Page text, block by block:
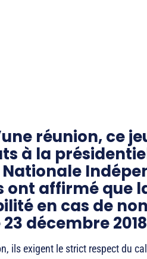
réunion, ce
à la
ont affirmé que
en cas de
décembre
ils exigent le strict respect du